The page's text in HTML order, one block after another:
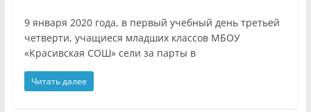
9 января 2020 года, в первый учебный день третьей
четверти, учащиеся младших классов МБОУ
«Красивская СОШ» сели за парты в
Читать далее